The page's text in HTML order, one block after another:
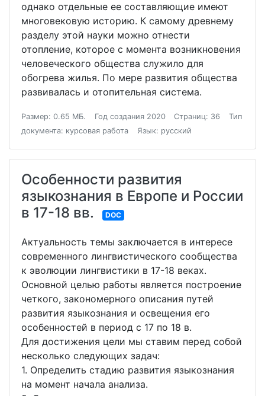
однако отдельные ее составляющие имеют
многовековую историю. К самому древнему
разделу этой науки можно отнести
отопление, которое с момента возникновения
человеческого общества служило для
обогрева жилья. По мере развития общества
развивалась и отопительная система.
Размер: 0.65 МБ. Год создания 2020 Страниц: 36
Тип
документа: курсовая работа
Язык: русский
Особенности развития
языкознания в Европе и России
в 17-18 вв.
DOC
Актуальность темы заключается в интересе
современного лингвистического сообщества
к эволюции лингвистики в 17-18 веках.
Основной целью работы является построение
четкого, закономерного описания путей
развития языкознания и освещения его
особенностей в период с 17 по 18 в.
Для достижения цели мы ставим перед собой
несколько следующих задач:
1. Определить стадию развития языкознания
на момент начала анализа.